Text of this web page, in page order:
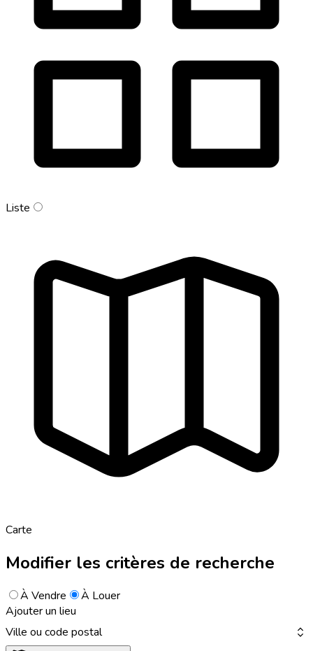
Liste
Carte
Modifier les critères de recherche
À Vendre
À Louer
Ajouter un lieu
Ville ou code postal